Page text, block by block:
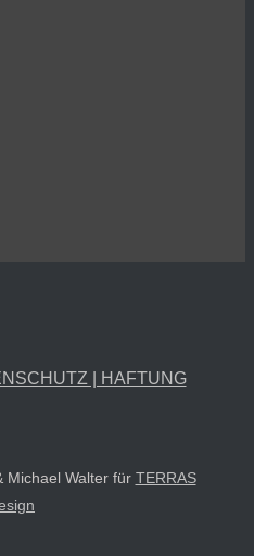
| HAFTUNG
Michael Walter für TERRAS